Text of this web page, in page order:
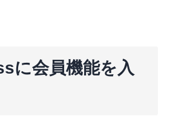
に会員機能を入